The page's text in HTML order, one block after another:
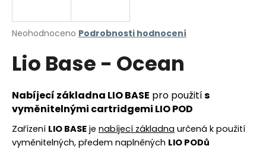
Průměrné
produktu
je
z
5
hvězdiček.
Neohodnoceno Podrobnosti hodnocení
Lio Base - Ocean
Nabíjecí základna LIO BASE pro použitís
vyměnitelnými cartridgemi LIO POD
Zařízení LIO BASE je nabíjecí základna určená k použití
vyměnitelných, předem naplněných LIO PODů
j
t
?
HLEDAT